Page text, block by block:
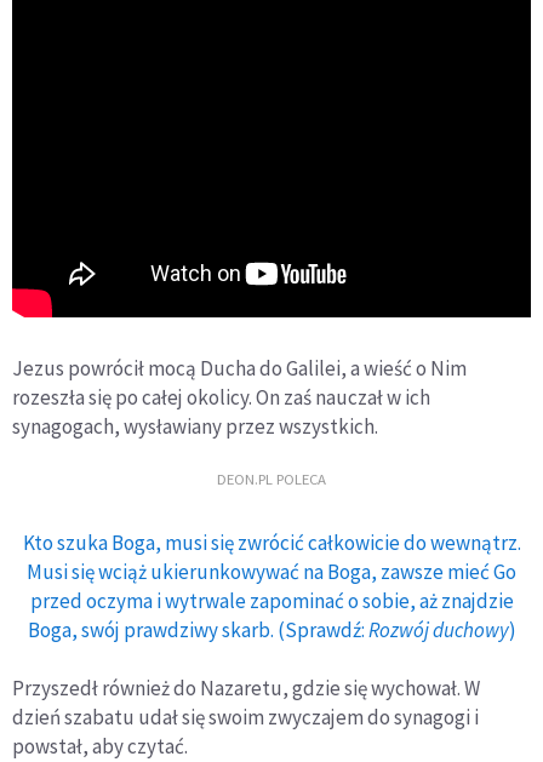
Jezus powrócił mocą Ducha do Galilei, a wieść o Nim
rozeszła się po całej okolicy. On zaś nauczał w ich
synagogach, wysławiany przez wszystkich.
DEON.PL POLECA
Kto szuka Boga, musi się zwrócić całkowicie do wewnątrz.
Musi się wciąż ukierunkowywać na Boga, zawsze mieć Go
przed oczyma i wytrwale zapominać o sobie, aż znajdzie
Boga, swój prawdziwy skarb. (Sprawdź:Rozwój duchowy)
Przyszedł również do Nazaretu, gdzie się wychował. W
dzień szabatu udał się swoim zwyczajem do synagogi i
powstał, aby czytać.